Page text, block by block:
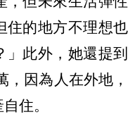
住的地方不理想也
此外，她還提到
因為人在外地，
住。